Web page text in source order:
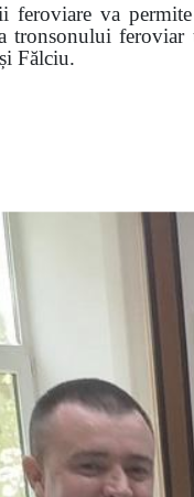
feroviare va
tronsonului
Fălciu.